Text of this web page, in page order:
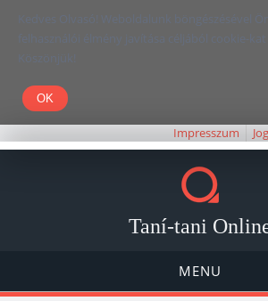
Kedves Olvasó! Weboldalunk böngészésével
felhasználói élmény javítása céljából cookie-kat
Köszönjük!
Impresszum
Taní-tani
MENU